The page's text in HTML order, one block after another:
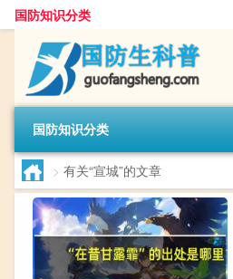
国防知识分类
国防知识分类
> 有关“宣城”的文章